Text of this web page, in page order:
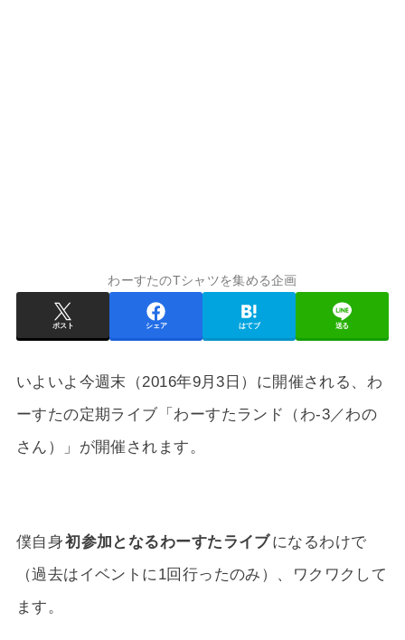
わーすたのTシャツを集める企画
ポスト シェア はてブ 送る
いよいよ今週末（2016年9月3日）に開催される、わ
ーすたの定期ライブ「わーすたランド（わ-3／わの
さん）」が開催されます。
僕自身初参加となるわーすたライブになるわけで
（過去はイベントに1回行ったのみ）、ワクワクして
ます。